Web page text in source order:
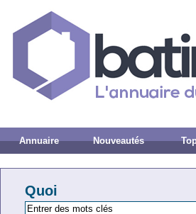
Annuaire Nouveautés
Quoi